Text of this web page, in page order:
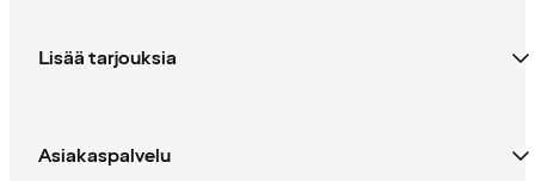
Lisää tarjouksia
Asiakaspalvelu